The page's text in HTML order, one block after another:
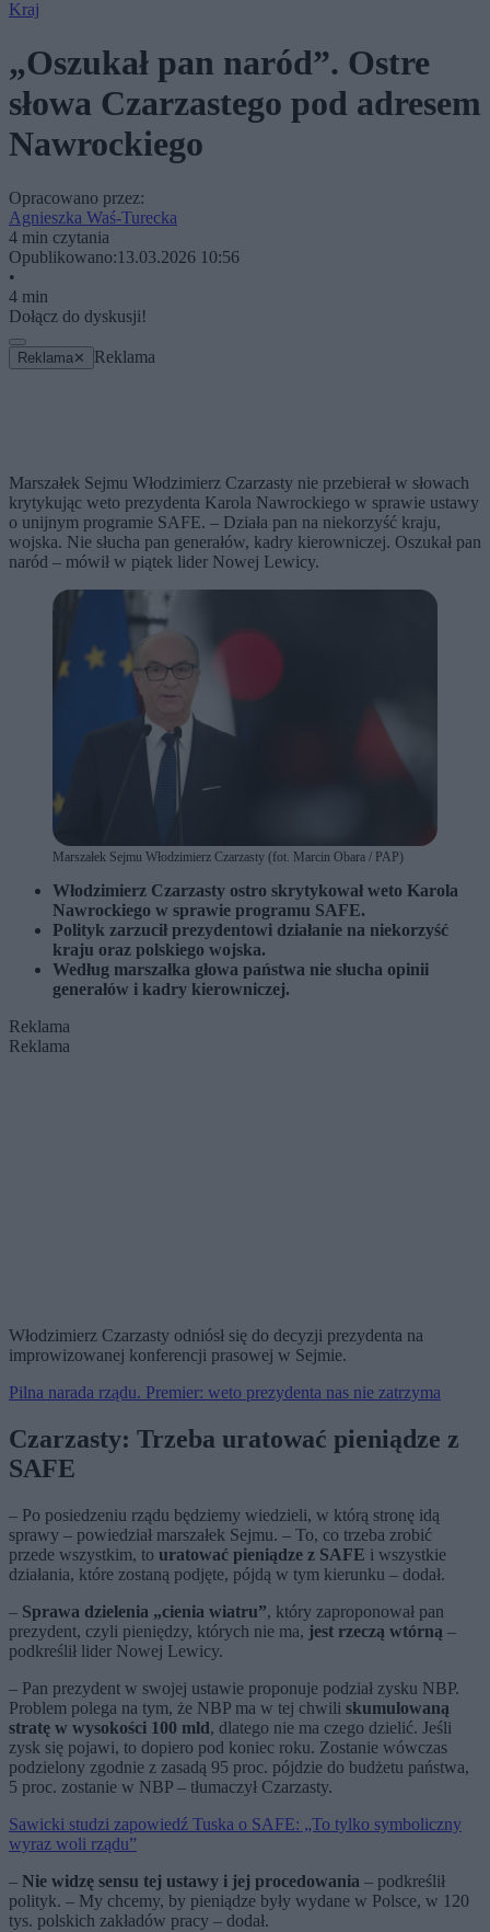
Kraj
„Oszukał pan naród”. Ostre
słowa Czarzastego pod adresem
Nawrockiego
Opracowano przez:
Agnieszka Waś-Turecka
4 min czytania
Opublikowano:13.03.2026 10:56
•
4 min
Dołącz do dyskusji!
Reklama ✕ Reklama
Marszałek Sejmu Włodzimierz Czarzasty nie przebierał w słowach
krytykując weto prezydenta Karola Nawrockiego w sprawie ustawy
o unijnym programie SAFE. – Działa pan na niekorzyść kraju,
wojska. Nie słucha pan generałów, kadry kierowniczej. Oszukał pan
naród – mówił w piątek lider Nowej Lewicy.
Marszałek Sejmu Włodzimierz Czarzasty (fot. Marcin Obara / PAP)
Włodzimierz Czarzasty ostro skrytykował weto Karola
Nawrockiego w sprawie programu SAFE.
Polityk zarzucił prezydentowi działanie na niekorzyść
kraju oraz polskiego wojska.
Według marszałka głowa państwa nie słucha opinii
generałów i kadry kierowniczej.
Reklama
Reklama
Włodzimierz Czarzasty odniósł się do decyzji prezydenta na
improwizowanej konferencji prasowej w Sejmie.
Pilna narada rządu. Premier: weto prezydenta nas nie zatrzyma
Czarzasty: Trzeba uratować pieniądze z
SAFE
– Po posiedzeniu rządu będziemy wiedzieli, w którą stronę idą
sprawy – powiedział marszałek Sejmu. – To, co trzeba zrobić
przede wszystkim, to uratować pieniądze z SAFE i wszystkie
działania, które zostaną podjęte, pójdą w tym kierunku – dodał.
– Sprawa dzielenia „cienia wiatru”, który zaproponował pan
prezydent, czyli pieniędzy, których nie ma, jest rzeczą wtórną –
podkreślił lider Nowej Lewicy.
– Pan prezydent w swojej ustawie proponuje podział zysku NBP.
Problem polega na tym, że NBP ma w tej chwili skumulowaną
stratę w wysokości 100 mld, dlatego nie ma czego dzielić. Jeśli
zysk się pojawi, to dopiero pod koniec roku. Zostanie wówczas
podzielony zgodnie z zasadą 95 proc. pójdzie do budżetu państwa,
5 proc. zostanie w NBP – tłumaczył Czarzasty.
Sawicki studzi zapowiedź Tuska o SAFE: „To tylko symboliczny
wyraz woli rządu”
– Nie widzę sensu tej ustawy i jej procedowania – podkreślił
polityk. – My chcemy, by pieniądze były wydane w Polsce, w 120
tys. polskich zakładów pracy – dodał.